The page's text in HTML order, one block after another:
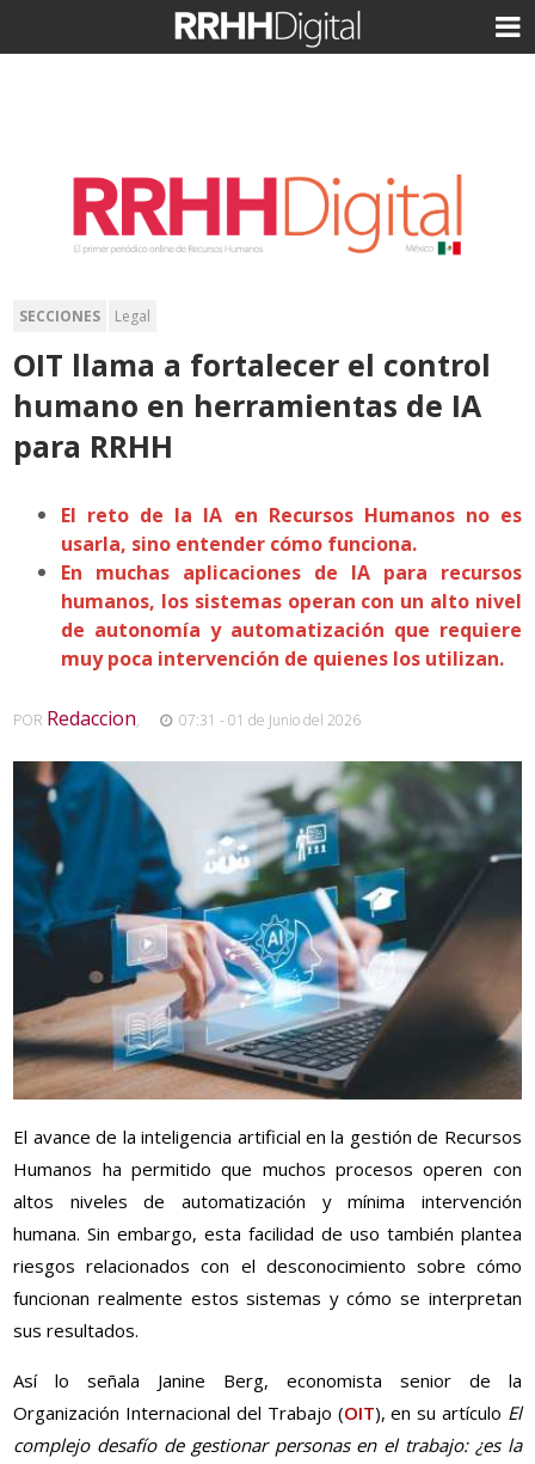
SECCIONES Legal
OIT llama a fortalecer el control
humano en herramientas de IA
para RRHH
El reto de la IA en Recursos Humanos no es
usarla, sino entender cómo funciona.
En muchas aplicaciones de IA para recursos
humanos, los sistemas operan con un alto nivel
de autonomía y automatización que requiere
muy poca intervención de quienes los utilizan.
POR Redaccion, 07:31 - 01 de Junio del 2026
El avance de la inteligencia artificial en la gestión de Recursos
Humanos ha permitido que muchos procesos operen con
altos niveles de automatización y mínima intervención
humana. Sin embargo, esta facilidad de uso también plantea
riesgos relacionados con el desconocimiento sobre cómo
funcionan realmente estos sistemas y cómo se interpretan
sus resultados.
Así lo señala Janine Berg, economista senior de la
Organización Internacional del Trabajo (OIT), en su artículo El
complejo desafío de gestionar personas en el trabajo: ¿es la